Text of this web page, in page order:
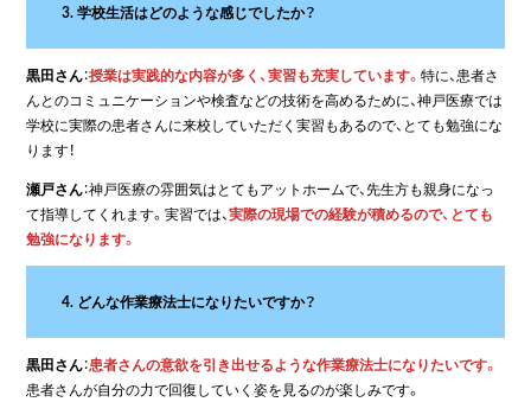
3. 学校生活はどのような感じでしたか？
黒田さん：授業は実践的な内容が多く、実習も充実しています。特に、患者さ
んとのコミュニケーションや検査などの技術を高めるために、神戸医療では
学校に実際の患者さんに来校していただく実習もあるので、とても勉強にな
ります！
瀬戸さん：神戸医療の雰囲気はとてもアットホームで、先生方も親身になっ
て指導してくれます。実習では、実際の現場での経験が積めるので、とても
勉強になります。
4. どんな作業療法士になりたいですか？
黒田さん：患者さんの意欲を引き出せるような作業療法士になりたいです。
患者さんが自分の力で回復していく姿を見るのが楽しみです。